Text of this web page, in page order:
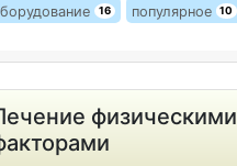
16 популярное 10
физическими